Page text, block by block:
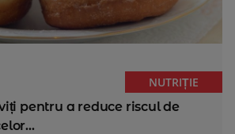
NUTRIȚIE
pentru a reduce riscul de